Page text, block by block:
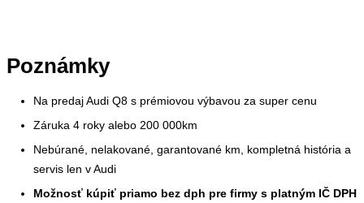
Poznámky
Na predaj Audi Q8 s prémiovou výbavou za super cenu
Záruka 4 roky alebo 200 000km
Nebúrané, nelakované, garantované km, kompletná história a
servis len v Audi
Možnosť kúpiť priamo bez dph pre firmy s platným IČ DPH